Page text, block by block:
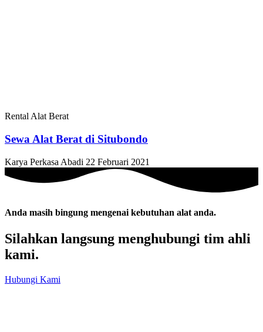
Rental Alat Berat
Sewa Alat Berat di Situbondo
Karya Perkasa Abadi 22 Februari 2021
Anda masih bingung mengenai kebutuhan alat anda.
Silahkan langsung menghubungi tim ahli
kami.
Hubungi Kami